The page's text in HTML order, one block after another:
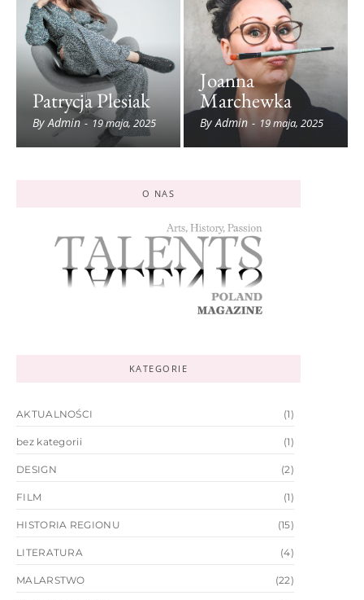
Patrycja Plesiak
By Admin - 19 maja, 2025
Joanna
Marchewka
By Admin - 19 maja, 2025
O NAS
KATEGORIE
AKTUALNOŚCI (1)
bez kategorii (1)
DESIGN (2)
FILM (1)
HISTORIA REGIONU (15)
LITERATURA (4)
MALARSTWO (22)